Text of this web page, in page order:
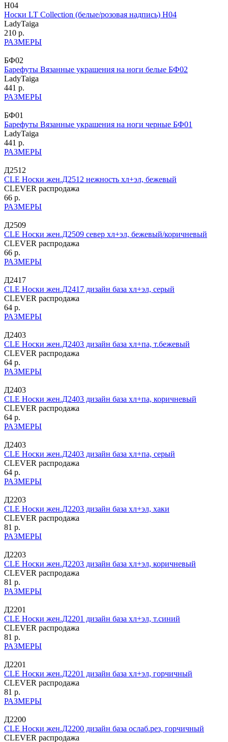
Н04
Носки LT Collection (белые/розовая надпись) Н04
LadyTaiga
210 р.
РАЗМЕРЫ
БФ02
Барефуты Вязанные украшения на ноги белые БФ02
LadyTaiga
441 р.
РАЗМЕРЫ
БФ01
Барефуты Вязанные украшения на ноги черные БФ01
LadyTaiga
441 р.
РАЗМЕРЫ
Д2512
CLE Носки жен.Д2512 нежность хл+эл, бежевый
CLEVER распродажа
66 р.
РАЗМЕРЫ
Д2509
CLE Носки жен.Д2509 север хл+эл, бежевый/коричневый
CLEVER распродажа
66 р.
РАЗМЕРЫ
Д2417
CLE Носки жен.Д2417 дизайн база хл+эл, серый
CLEVER распродажа
64 р.
РАЗМЕРЫ
Д2403
CLE Носки жен.Д2403 дизайн база хл+па, т.бежевый
CLEVER распродажа
64 р.
РАЗМЕРЫ
Д2403
CLE Носки жен.Д2403 дизайн база хл+па, коричневый
CLEVER распродажа
64 р.
РАЗМЕРЫ
Д2403
CLE Носки жен.Д2403 дизайн база хл+па, серый
CLEVER распродажа
64 р.
РАЗМЕРЫ
Д2203
CLE Носки жен.Д2203 дизайн база хл+эл, хаки
CLEVER распродажа
81 р.
РАЗМЕРЫ
Д2203
CLE Носки жен.Д2203 дизайн база хл+эл, коричневый
CLEVER распродажа
81 р.
РАЗМЕРЫ
Д2201
CLE Носки жен.Д2201 дизайн база хл+эл, т.синий
CLEVER распродажа
81 р.
РАЗМЕРЫ
Д2201
CLE Носки жен.Д2201 дизайн база хл+эл, горчичный
CLEVER распродажа
81 р.
РАЗМЕРЫ
Д2200
CLE Носки жен.Д2200 дизайн база ослаб.рез, горчичный
CLEVER распродажа